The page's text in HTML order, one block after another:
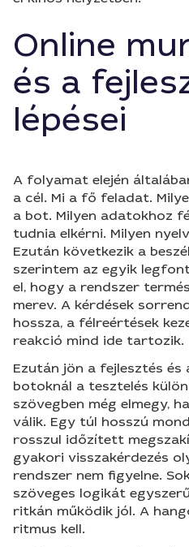
Online
és a
lépései
A folyamat elején
a cél. Mi a fő feladat.
a bot. Milyen adatokhoz
tudnia elkérni. Milyen
Ezután következik a
szerintem az egyik
el, hogy a rendszer
merev. A kérdések
hossza, a félreértések
reakció mind ide tartozik.
Ezután jön a fejlesztés és
botoknál a tesztelés
szövegben még elmegy,
válik. Egy túl hosszú
rosszul időzített
gyakori visszakérdezés
rendszer nem figyelne.
szöveges logikát
ritkán működik jól. A
ritmus kell.